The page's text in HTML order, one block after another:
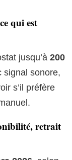
qui est
jusqu’à 200
signal sonore,
s’il préfère
retrait